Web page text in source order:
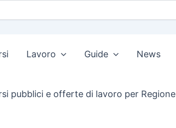
Lavoro Guide News
pubblici e offerte di lavoro per Regione